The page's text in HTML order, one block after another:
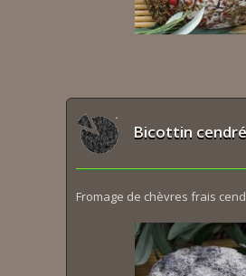
Bicottin cendré
Fromage de chèvres frais